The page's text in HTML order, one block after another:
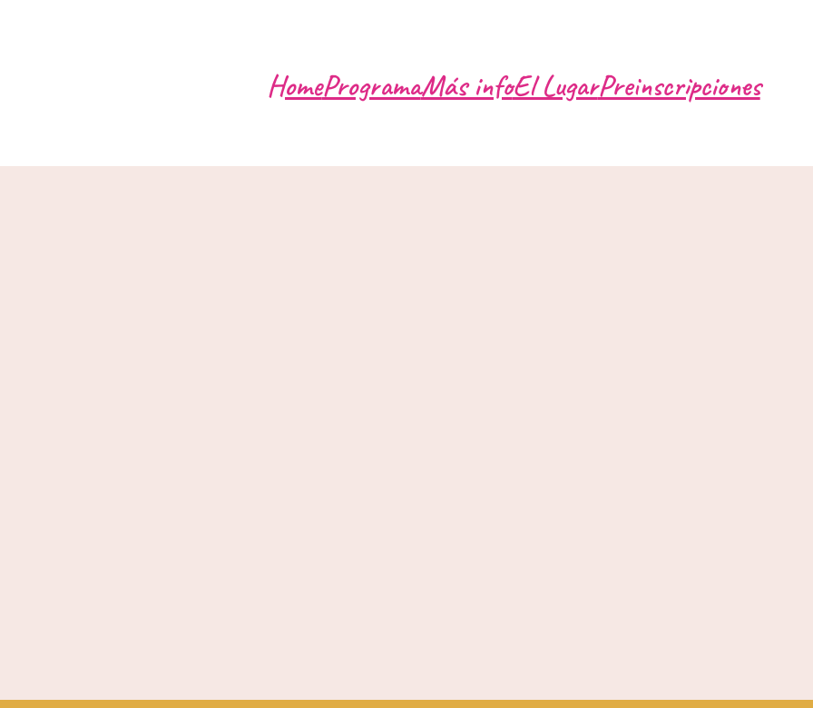
HomeProgramaMás infoEl LugarPreinscripciones